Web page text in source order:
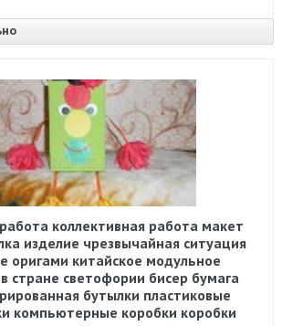
коллективная работа макет
изделие чрезвычайная ситуация
оригами китайское модульное
стране светофории бисер бумага
бутылки пластиковые
компьютерные коробки коробки